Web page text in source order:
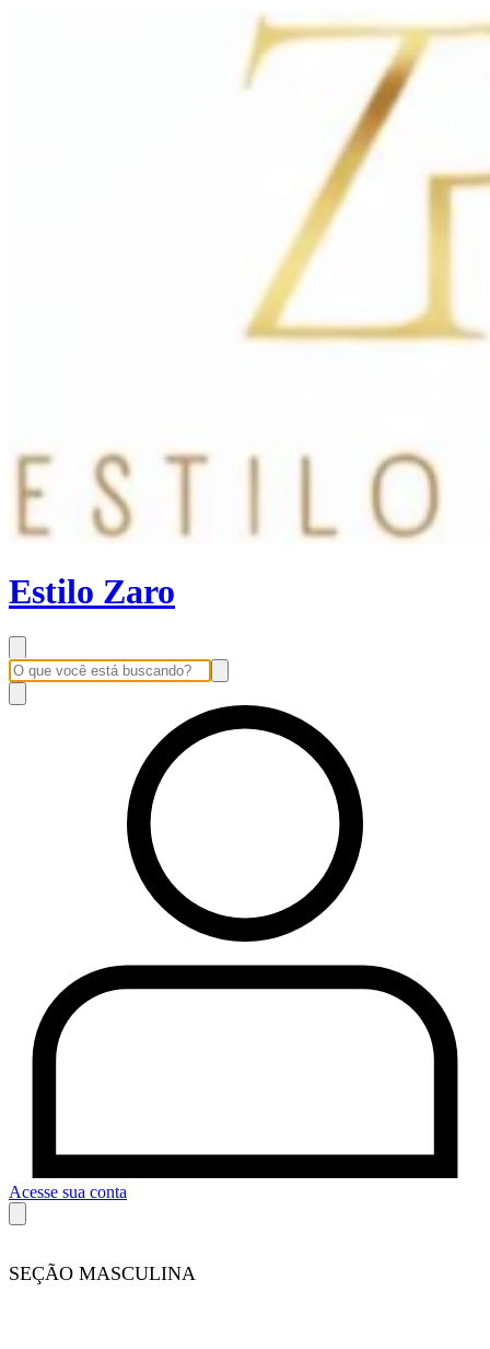
Estilo Zaro
Acesse sua conta
SEÇÃO MASCULINA